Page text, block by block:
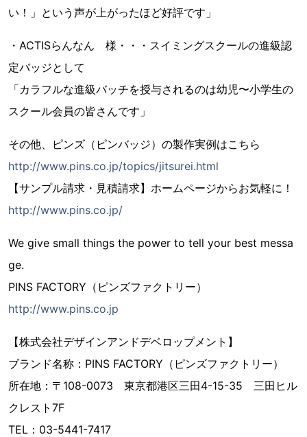
い！」という声が上がったほど好評です」
・ACTISらんなん 様・・・スイミングスクールの進級認
定バッジとして
「カラフルな進級バッチを授与されるのは幼児〜小学生の
スクール会員の皆さんです」
その他、ピンズ（ピンバッジ）の製作実例はこちら
http://www.pins.co.jp/topics/jitsurei.html
【サンプル請求・見積請求】ホームページからお気軽に！
http://www.pins.co.jp/
We give small things the power to tell your best messa
ge.
PINS FACTORY（ピンズファクトリー）
http://www.pins.co.jp
【株式会社デザインアンドデベロップメント】
ブランド名称：PINS FACTORY（ピンズファクトリー）
所在地：〒108-0073 東京都港区三田4-15-35 三田ヒル
クレスト7F
TEL：03-5441-7417